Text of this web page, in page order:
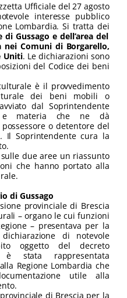
Ufficiale del 27 agosto
interesse pubblico
Lombardia. Si tratta dei
Gussago e dell’area del
nei Comuni di Borgarello,
Uniti. Le dichiarazioni sono
del Codice dei beni
è il provvedimento
dei beni mobili o
dal Soprintendente
e materia che ne dà
o detentore del
Il Soprintendente cura la
due aree un riassunto
che hanno portato alla
di Gussago
provinciale di Brescia
– organo le cui funzioni
– presentava per la
di notevole
oggetto del decreto
stata rappresentata
Regione Lombardia che
utile alla
di Brescia per la